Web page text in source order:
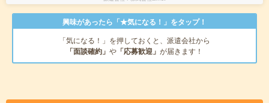
興味があったら「★気になる！」をタップ！
「気になる！」を押しておくと、派遣会社から
「面談確約」 や 「応募歓迎」 が届きます！